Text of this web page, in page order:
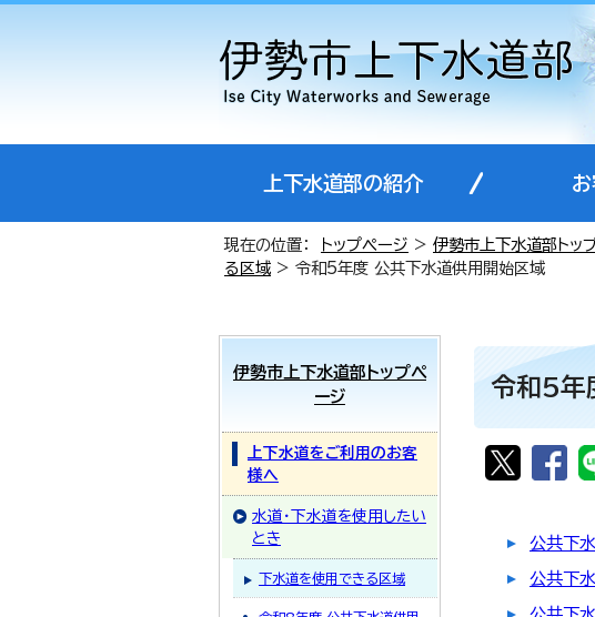
上下水道部の紹介
現在の位置： トップページ > 伊勢市上下水道部トッ
る区域 > 令和5年度 公共下水道供用開始区域
令和5年
公共下
公共下
伊勢市上下水道部トップペ
ージ
上下水道をご利用のお客
様へ
水道・下水道を使用したい
とき
下水道を使用できる区域